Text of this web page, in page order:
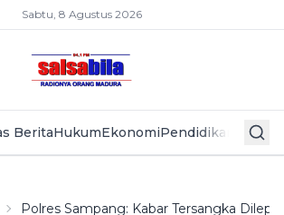
Sabtu, 8 Agustus 2026
BeritaHukumEkonomiPendidikan Politik
Polres Sampang: Kabar Tersangka